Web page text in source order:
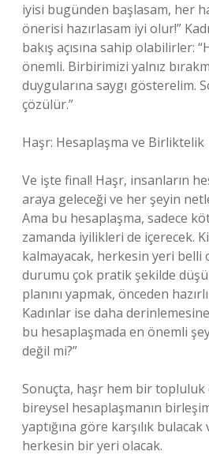
iyisi bugünden başlasam, her
önerisi hazırlasam iyi olur!”
bakış açısına sahip olabilirler:
önemli. Birbirimizi yalnız
duygularına saygı gösterelim.
çözülür.”
Haşr: Hesaplaşma ve Birliktelik
Ve işte final! Haşr, insanların
araya geleceği ve her şeyin
Ama bu hesaplaşma, sadece
zamanda iyilikleri de içerecek.
kalmayacak, herkesin yeri belli
durumu çok pratik şekilde
planını yapmak, önceden
Kadınlar ise daha
bu hesaplaşmada en önemli
değil mi?”
Sonuçta, haşr hem bir topluluk
bireysel hesaplaşmanın
yaptığına göre karşılık
herkesin bir yeri olacak.